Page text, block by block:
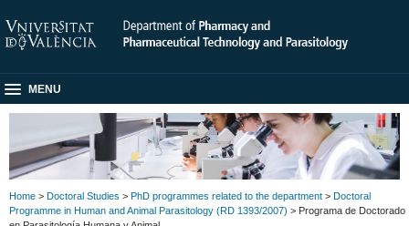
MENU
Home > Doctoral Studies > PhD programmes related to the department > Doctoral
Programme in Human and Animal Parasitology (RD 1393/2007) > Programa de Doctorado